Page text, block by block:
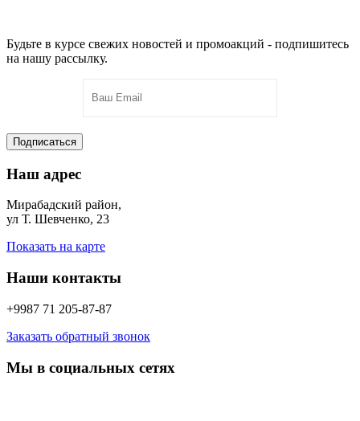
Будьте в курсе свежих новостей и промоакций - подпишитесь
на нашу рассылку.
Подписаться
Наш адрес
Мирабадский район,
ул Т. Шевченко, 23
Показать на карте
Наши контакты
+9987 71 205-87-87
Заказать обратный звонок
Мы в социальных сетях